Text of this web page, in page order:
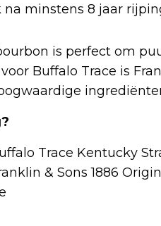
minstens 8 jaar
is perfect om
Buffalo Trace is
Trace Kentucky
& Sons 1886